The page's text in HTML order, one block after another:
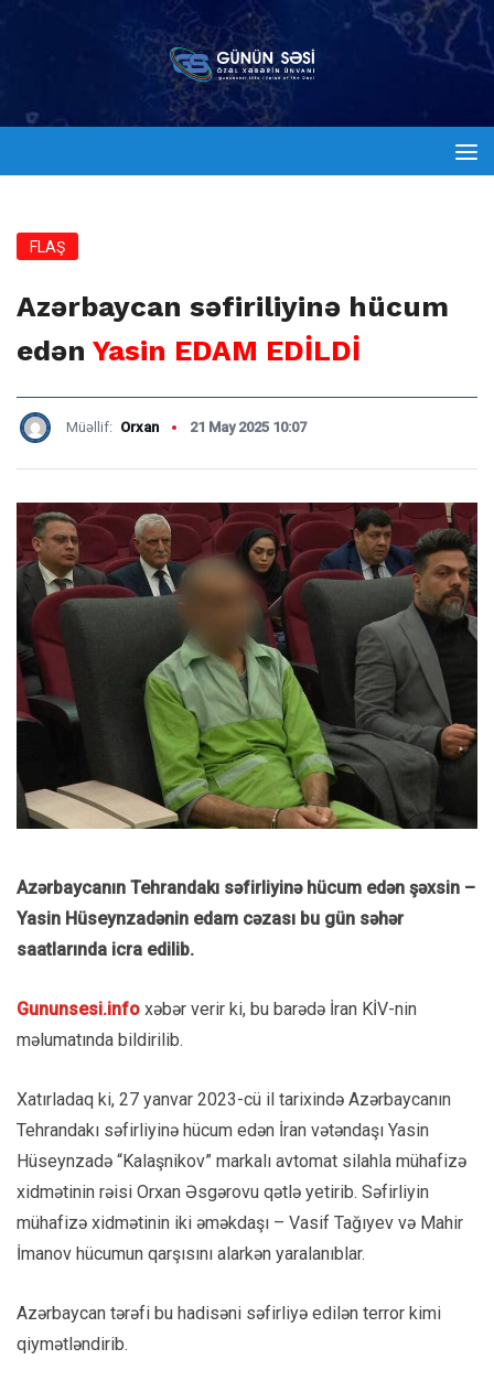
FLAŞ
Azərbaycan səfiriliyinə hücum
edən Yasin EDAM EDİLDİ
Müəllif: Orxan 21 May 2025 10:07
Azərbaycanın Tehrandakı səfirliyinə hücum edən şəxsin –
Yasin Hüseynzadənin edam cəzası bu gün səhər
saatlarında icra edilib.
Gununsesi.info xəbər verir ki, bu barədə İran KİV-nin
məlumatında bildirilib.
Xatırladaq ki, 27 yanvar 2023-cü il tarixində Azərbaycanın
Tehrandakı səfirliyinə hücum edən İran vətəndaşı Yasin
Hüseynzadə “Kalaşnikov” markalı avtomat silahla mühafizə
xidmətinin rəisi Orxan Əsgərovu qətlə yetirib. Səfirliyin
mühafizə xidmətinin iki əməkdaşı – Vasif Tağıyev və Mahir
İmanov hücumun qarşısını alarkən yaralanıblar.
Azərbaycan tərəfi bu hadisəni səfirliyə edilən terror kimi
qiymətləndirib.